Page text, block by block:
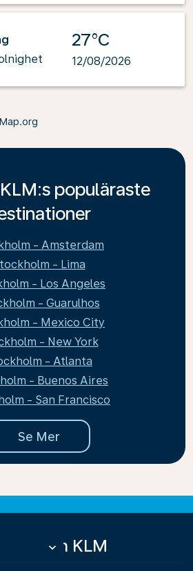
27°C
12/08/2026
populäraste
- Amsterdam
- Lima
- Los Angeles
- Guarulhos
- Mexico City
- New York
- Atlanta
- Buenos Aires
- San Francisco
Se Mer
Om KLM
keyboard_arrow_down